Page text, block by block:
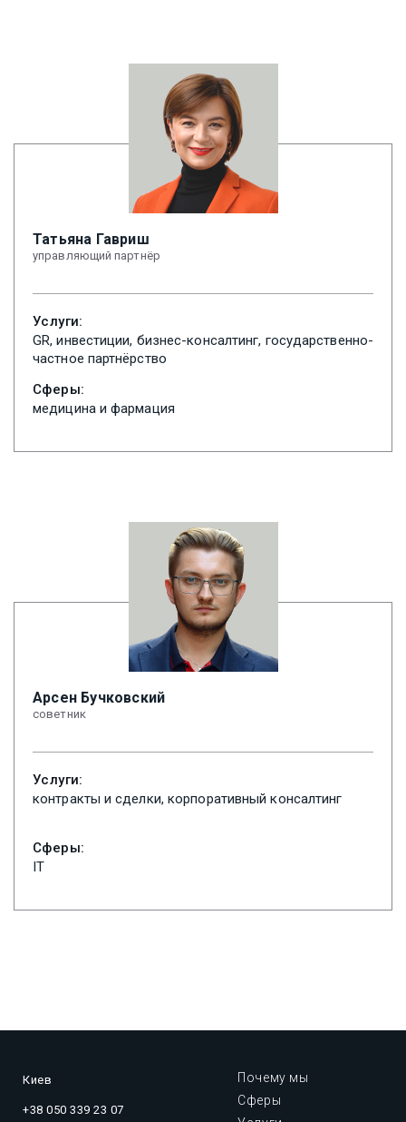
Татьяна Гавриш
управляющий партнёр
Услуги:
GR, инвестиции, бизнес-консалтинг, государственно-
частное партнёрство
Сферы:
медицина и фармация
Арсен Бучковский
советник
Услуги:
контракты и сделки, корпоративный консалтинг
Сферы:
IT
Киев
+38 050 339 23 07
Почему мы
Сферы